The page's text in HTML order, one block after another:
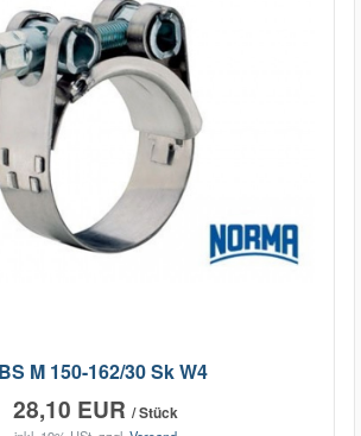
M 150-162/30 Sk W4
28,10 EUR / Stück